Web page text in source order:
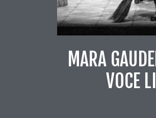
MARA
VOCE